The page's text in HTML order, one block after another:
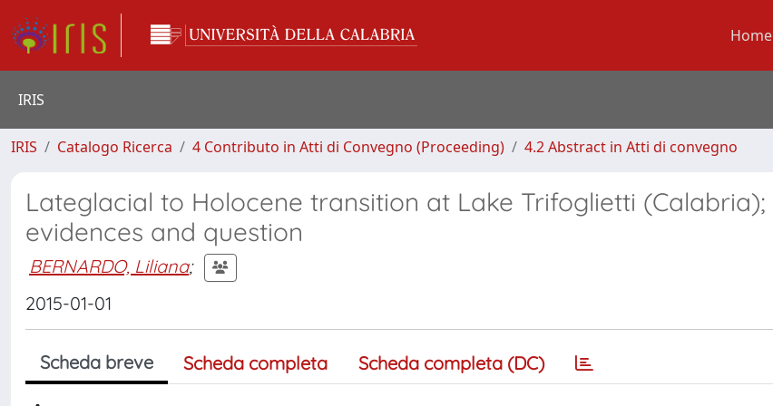
Home
IRIS
IRIS Catalogo Ricerca 4 Contributo in Atti di Convegno (Proceeding) 4.2 Abstract in Atti di convegno
Lateglacial to Holocene transition at Lake Trifoglietti (Calabria);
evidences and question
BERNARDO, Liliana;
2015-01-01
Scheda breve Scheda completa Scheda completa (DC)